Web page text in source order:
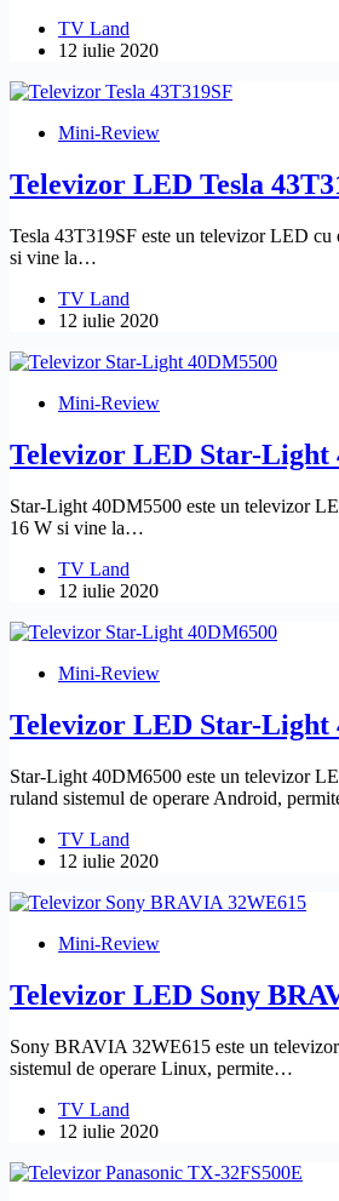
TV Land
12 iulie 2020
Mini-Review
Televizor LED Tesla
Tesla 43T319SF este un televizor LED
si vine la…
TV Land
12 iulie 2020
Mini-Review
Televizor LED Star-Light
Star-Light 40DM5500 este un televizor
16 W si vine la…
TV Land
12 iulie 2020
Mini-Review
Televizor LED Star-Light
Star-Light 40DM6500 este un televizor
ruland sistemul de operare Android,
TV Land
12 iulie 2020
Mini-Review
Televizor LED Sony
Sony BRAVIA 32WE615 este un
sistemul de operare Linux, permite…
TV Land
12 iulie 2020